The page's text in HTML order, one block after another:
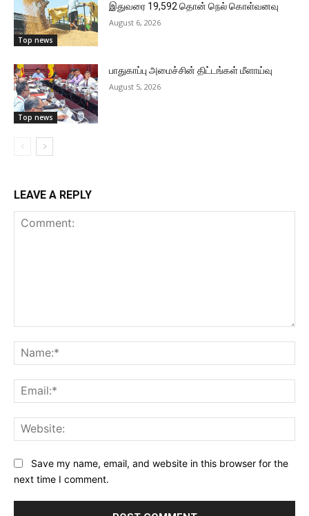
Top news
இதுவரை 19,592 தொன் நெல் கொள்வனவு
August 6, 2026
Top news
பாதுகாப்பு அமைச்சின் திட்டங்கள் மீளாய்வு
August 5, 2026
LEAVE A REPLY
Save my name, email, and website in this browser for the
next time I comment.